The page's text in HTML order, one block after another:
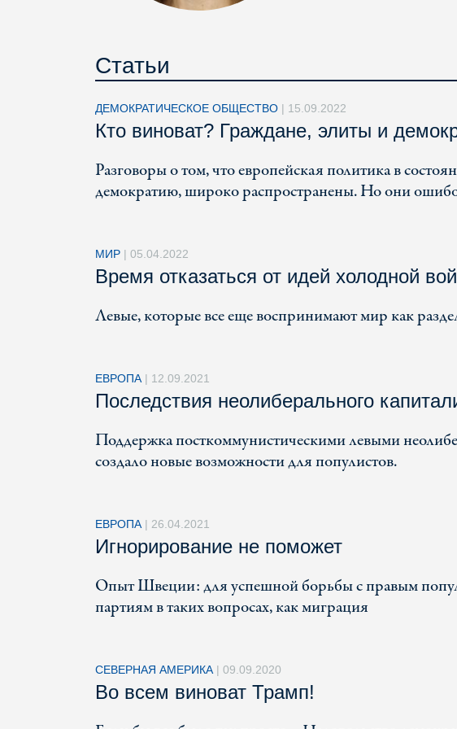
Статьи
ДЕМОКРАТИЧЕСКОЕ ОБЩЕСТВО | 15.09.2022
Кто виноват? Граждане, элиты и
Разговоры о том, что европейская политика в
демократию, широко распространены. Но они
МИР | 05.04.2022
Время отказаться от идей холодной
Левые, которые все еще воспринимают мир как
ЕВРОПА | 12.09.2021
Последствия неолиберального
Поддержка посткоммунистическими левыми
создало новые возможности для популистов.
ЕВРОПА | 26.04.2021
Игнорирование не поможет
Опыт Швеции: для успешной борьбы с правым
партиям в таких вопросах, как миграция
СЕВЕРНАЯ АМЕРИКА | 09.09.2020
Во всем виноват Трамп!